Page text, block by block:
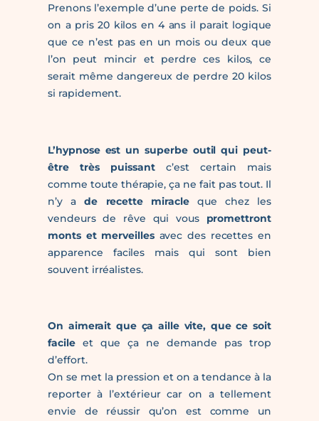
Prenons l’exemple d’une perte de poids. Si
on a pris 20 kilos en 4 ans il parait logique
que ce n’est pas en un mois ou deux que
l’on peut mincir et perdre ces kilos, ce
serait même dangereux de perdre 20 kilos
si rapidement.
L’hypnose est un superbe outil qui peut-
être très puissantc’est certain mais
comme toute thérapie, ça ne fait pas tout. Il
n’y a de recette miracleque chez les
vendeurs de rêve qui vous promettront
monts et merveillesavec des recettes en
apparence faciles mais qui sont bien
souvent irréalistes.
On aimerait que ça aille vite, que ce soit
facileet que ça ne demande pas trop
d’effort.
On se met la pression et on a tendance à la
reporter à l’extérieur car on a tellement
envie de réussir qu’on est comme un